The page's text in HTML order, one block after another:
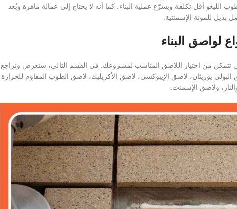
الليغو أقل تكلفة ويسرّع عملية البناء. كما أنه لا يحتاج إلى عمالة ماهرة ويُعد
بديل للمونة الإسمنتية.
لواصق البناء
تتمكن من اختيار اللاصق المناسب لمشروعك. في القسم التالي، سنعرض ونراجع
يوريثان، لاصق الإيبوكسي، لاصق الأكريليك، لاصق الطوب المقاوم للحرارة
ولاصق الإسمنت.